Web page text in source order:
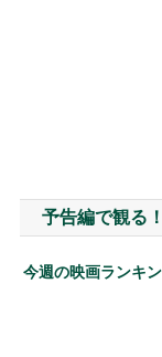
予告編で観る
今週の映画ランキ